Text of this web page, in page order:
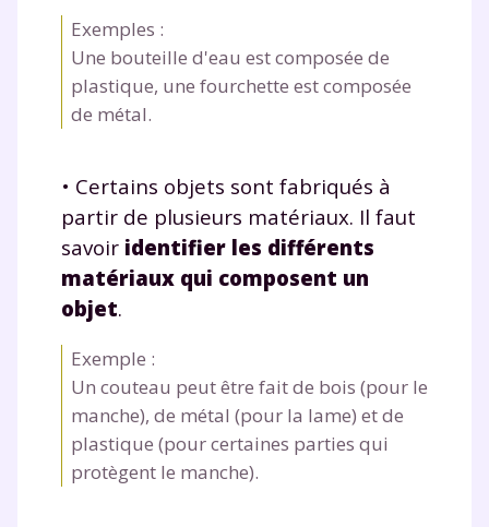
Exemples :
Une bouteille d'eau est composée de
plastique, une fourchette est composée
de métal.
• Certains objets sont fabriqués à
partir de plusieurs matériaux. Il faut
savoir identifier les différents
matériaux qui composent un
objet.
Exemple :
Un couteau peut être fait de bois (pour le
manche), de métal (pour la lame) et de
plastique (pour certaines parties qui
protègent le manche).
Envie de progresser
et de réussir votre
année scolaire ?
Testez gratuitement